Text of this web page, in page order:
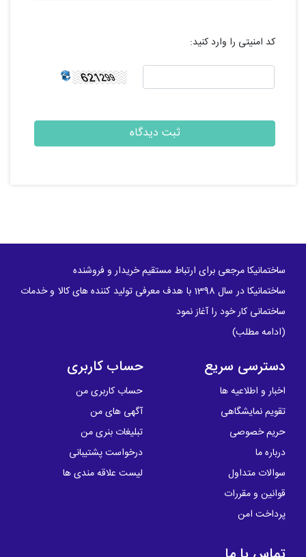
کد امنیتی را وارد کنید:
ساختمانیکا مرجعی برای ارتباط مستقیم خریدار و فروشنده
ساختمانیکا در سال 1398 با هدف معرفی تولید کننده های کالا و خدمات
ساختمانی کار خود را آغاز نمود
(ادامه مطلب)
دسترسی سریع
اخبار و اطلاعیه ها
تقویم نمایشگاهی
حریم خصوصی
درباره ما
سوالات متداول
قوانین و مقررات
پرداخت امن
حساب کاربری
حساب کاربری من
آگهی های من
تبلیغات بنری من
درخواست پشتیبانی
لیست علاقه مندی ها